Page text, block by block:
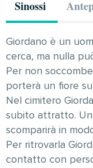
Sinossi
Giordano è un
cerca, ma nulla
Per non
porterà un fiore
Nel cimitero
subito attratto.
scomparirà in
Per ritrovarla
contatto con